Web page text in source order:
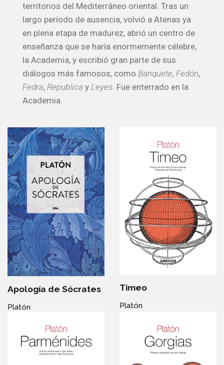
territorios del Mediterráneo oriental. Tras un
largo período de ausencia, volvió a Atenas ya
en plena etapa de madurez, abrió un centro de
enseñanza que se haría enormemente célebre,
la Academia, y escribió gran parte de sus
diálogos más famosos, como Banquete, Fedón,
Fedra, Republica y Leyes. Fue enterrado en la
Academia.
Apología de Sócrates
Platón
Timeo
Platón